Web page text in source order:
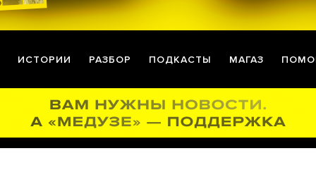
ИСТОРИИ РАЗБОР ПОДКАСТЫ МАГАЗ